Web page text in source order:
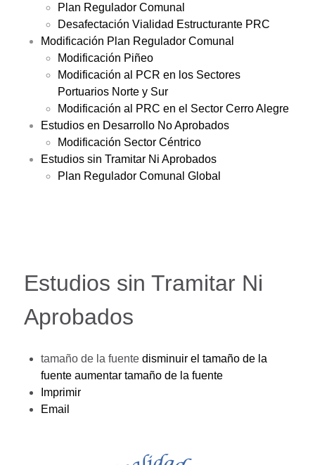
Plan Regulador Comunal
Desafectación Vialidad Estructurante PRC
Modificación Plan Regulador Comunal
Modificación Piñeo
Modificación al PCR en los Sectores
Portuarios Norte y Sur
Modificación al PRC en el Sector Cerro Alegre
Estudios en Desarrollo No Aprobados
Modificación Sector Céntrico
Estudios sin Tramitar Ni Aprobados
Plan Regulador Comunal Global
Estudios sin Tramitar Ni
Aprobados
tamaño de la fuente disminuir el tamaño de la
fuente aumentar tamaño de la fuente
Imprimir
Email